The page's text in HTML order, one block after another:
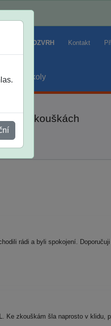
ROZVRH Kontakt
školy
zkouškách
rádi a byli spokojení.
Ke zkouškám šla naprosto v klidu,